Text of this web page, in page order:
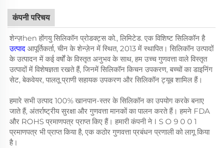
कंपनी परिचय
शेन्ज़hen होंगयु सिलिकॉन प्रोडक्ट्स को., लिमिटेड. एक विशिष्ट सिलिकॉन है
उत्पाद आपूर्तिकर्ता, चीन के शेन्ज़ेन में स्थित, 2013 में स्थापित। सिलिकॉन उत्पादों
के उत्पादन में कई वर्षों के विस्तृत अनुभव के साथ, हम उच्च गुणवत्ता वाले विस्तृत
उत्पादों में विशेषज्ञता रखते हैं, जिनमें सिलिकॉन किचन उपकरण, बच्चों का डाइनिंग
सेट, बेकवेयर, पालतू प्राणी सहायक उपकरण और सिलिकॉन ट्यूब शामिल हैं।
हमारे सभी उत्पाद 100% खानपान-स्तर के सिलिकॉन का उपयोग करके बनाए
जाते हैं, अंतर्राष्ट्रीय सुरक्षा और गुणवत्ता मानकों का पालन करते हैं। हमने FDA
और ROHS प्रमाणपत्र प्राप्त किए हैं। हमारी कंपनी ने I S O 9 0 0 1
प्रमाणपत्र भी प्राप्त किया है, एक कठोर गुणवत्ता प्रबंधन प्रणाली को लागू किया
है।